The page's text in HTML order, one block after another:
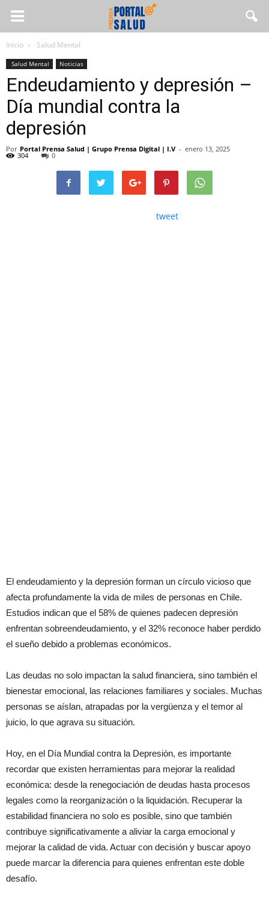
Inicio Salud Mental
Salud Mental Noticias
Endeudamiento y depresión –
Día mundial contra la
depresión
Por Portal Prensa Salud | Grupo Prensa Digital | I.V - enero 13, 2025
304 0
tweet
El endeudamiento y la depresión forman un círculo vicioso que
afecta profundamente la vida de miles de personas en Chile.
Estudios indican que el 58% de quienes padecen depresión
enfrentan sobreendeudamiento, y el 32% reconoce haber perdido
el sueño debido a problemas económicos.
Las deudas no solo impactan la salud financiera, sino también el
bienestar emocional, las relaciones familiares y sociales. Muchas
personas se aíslan, atrapadas por la vergüenza y el temor al
juicio, lo que agrava su situación.
Hoy, en el Día Mundial contra la Depresión, es importante
recordar que existen herramientas para mejorar la realidad
económica: desde la renegociación de deudas hasta procesos
legales como la reorganización o la liquidación. Recuperar la
estabilidad financiera no solo es posible, sino que también
contribuye significativamente a aliviar la carga emocional y
mejorar la calidad de vida. Actuar con decisión y buscar apoyo
puede marcar la diferencia para quienes enfrentan este doble
desafío.